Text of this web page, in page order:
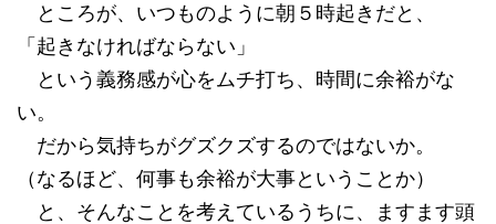
ところが、いつものように朝５時起きだと、
「起きなければならない」
という義務感が心をムチ打ち、時間に余裕がな
い。
だから気持ちがグズクズするのではないか。
（なるほど、何事も余裕が大事ということか）
と、そんなことを考えているうちに、ますます頭